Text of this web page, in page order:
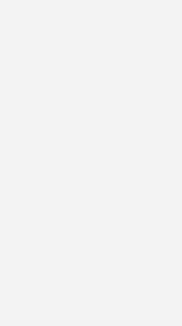
Zukunft ein Standbein der Energieversorgung
dezentral errichtet auf Hausdächern Strom
liefern. Unter anderem dies treibt derzeit
an. Denn dadurch sinken die Strompreise
weniger langen Zeitraum amortisieren sich
genießen zu können, sind vorher hohe
Dies können auch Vermieter von
Dann ist für den Hauseigentümer
Er zahlt einen monatlichen Betrag –
Solaranlage oder als Vorauszahlung für den
– und bekommt dafür eine stabile
dass er sich darum kümmern muss. Dies ist
Anbieter von Solaranlagen zur Pacht. Es
sich immer mehr Stadtwerke widmen, um
Energiewende aufzubauen.
sind nur gering
einer Solaranlage auf deren
zu einem gekauften